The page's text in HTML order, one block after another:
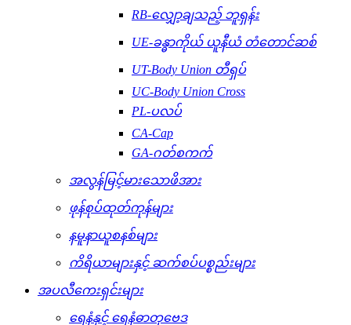
RB-လျှော့ချသည့် ဘူရှန်း
UE-ခန္ဓာကိုယ် ယူနီယံ တံတောင်ဆစ်
UT-Body Union တီရှပ်
UC-Body Union Cross
PL-ပလပ်
CA-Cap
GA-ဂတ်စကက်
အလွန်မြင့်မားသောဖိအား
ဖုန်စုပ်ထုတ်ကုန်များ
နမူနာယူစနစ်များ
ကိရိယာများနှင့် ဆက်စပ်ပစ္စည်းများ
အပလီကေးရှင်းများ
ရေနံနှင့် ရေနံဓာတုဗေဒ